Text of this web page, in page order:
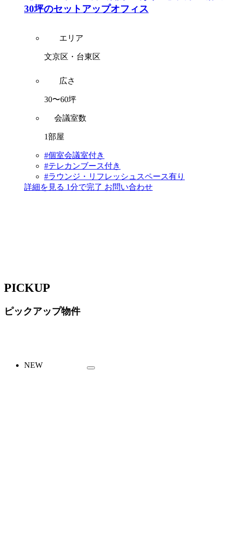
30坪のセットアップオフィス
エリア
文京区・台東区
広さ
30〜60坪
会議室数
1部屋
#個室会議室付き
#テレカンブース付き
#ラウンジ・リフレッシュスペース有り
詳細を見る 1分で完了 お問い合わせ
PICKUP
ピックアップ物件
NEW